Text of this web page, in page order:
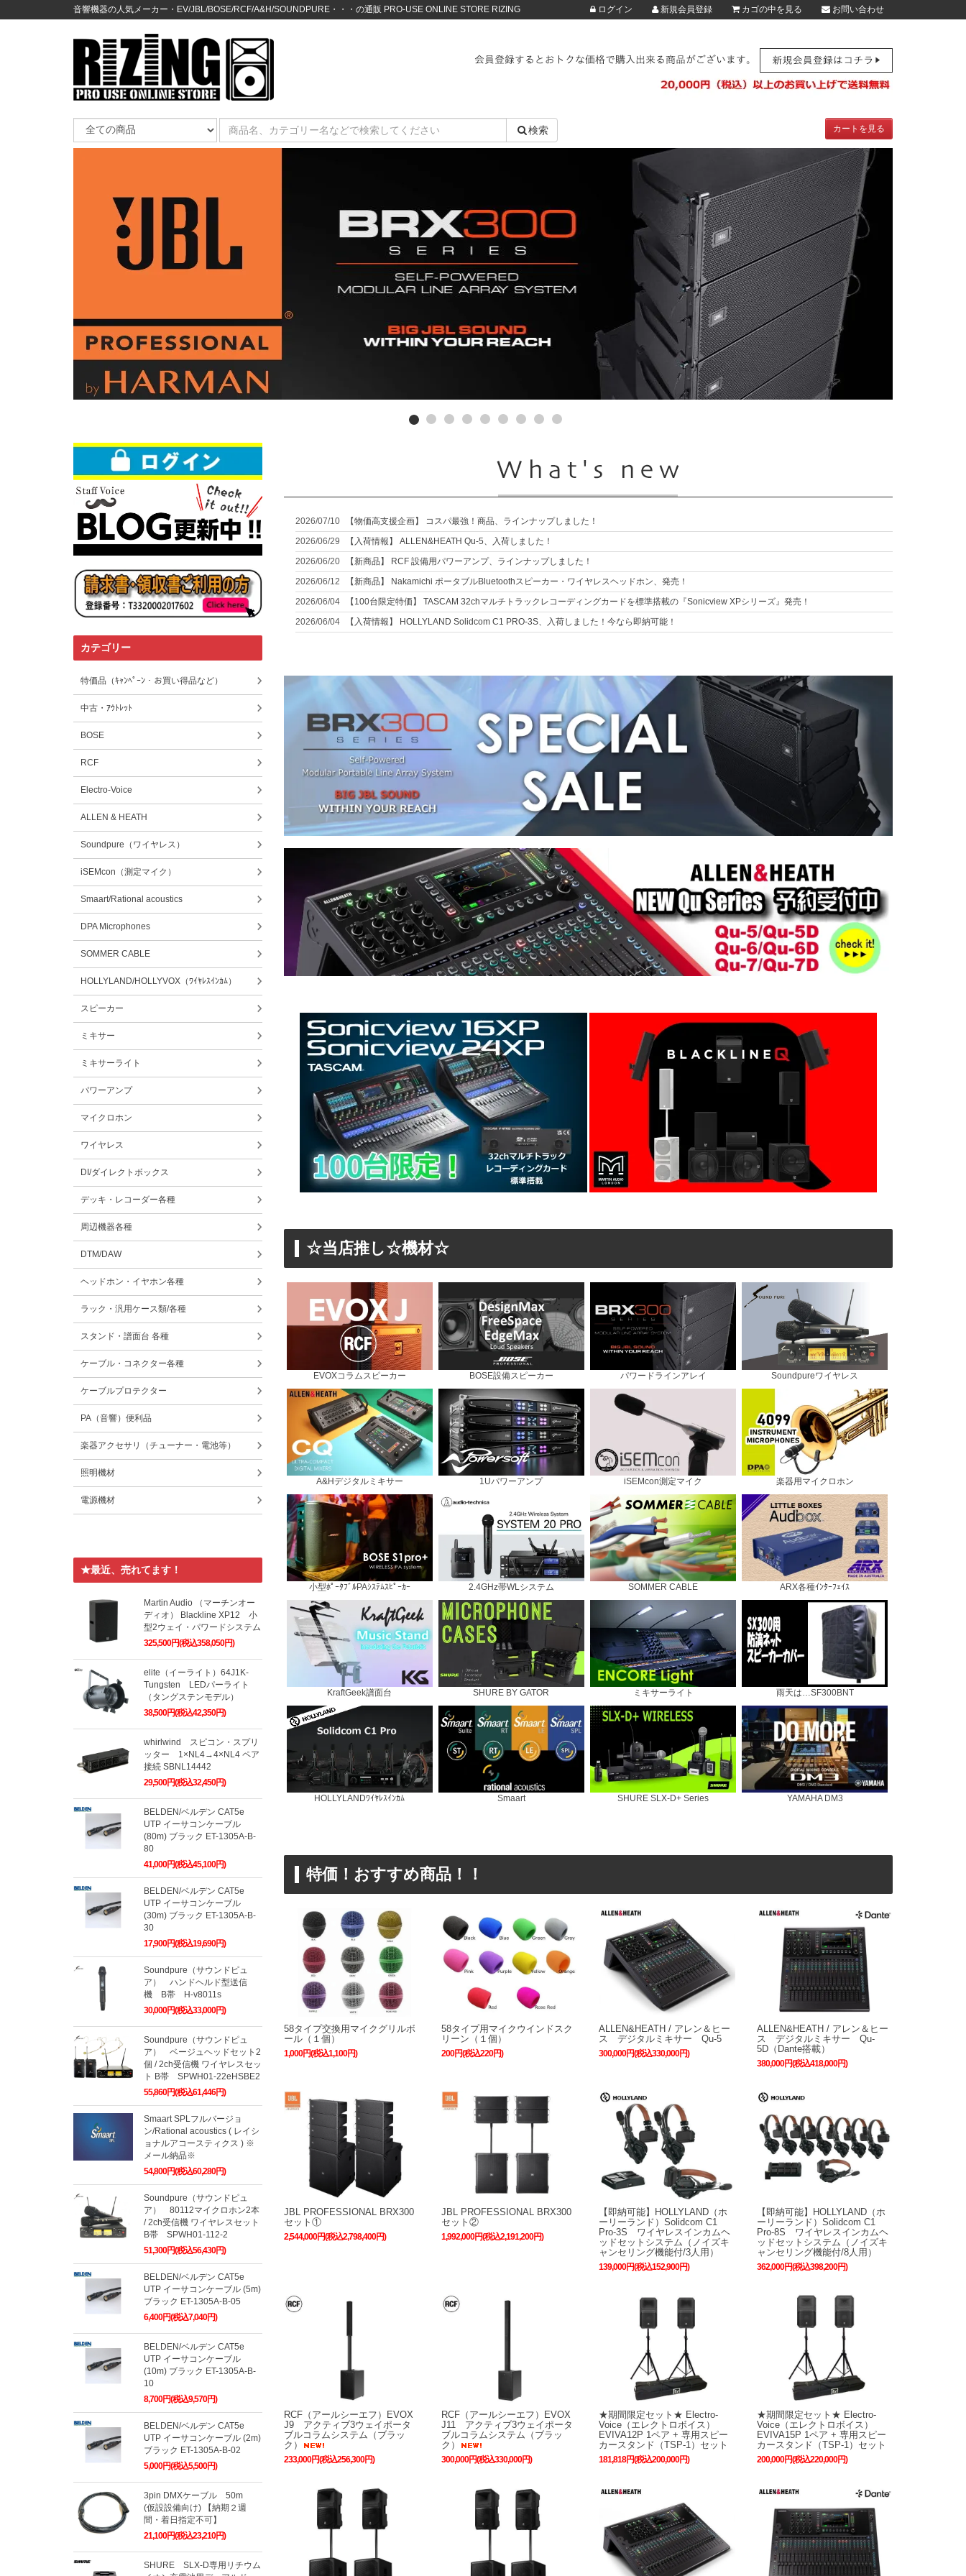
音響機器の人気メーカー・EV/JBL/BOSE/RCF/A&H/SOUNDPURE・・・の通販 PRO-USE ONLINE STORE RIZING ログイン 新規会員登録 カゴの中を見る お問い合わせ
検索 カートを見る
2026/07/10
【物価高支援企画】 コスパ最強！商品、ラインナップしました！
2026/06/29
【入荷情報】 ALLEN&HEATH Qu-5、入荷しました！
2026/06/20
【新商品】 RCF 設備用パワーアンプ、ラインナップしました！
2026/06/12
【新商品】 Nakamichi ポータブルBluetoothスピーカー・ワイヤレスヘッドホン、発売！
2026/06/04
【100台限定特価】 TASCAM 32chマルチトラックレコーディングカードを標準搭載の『Sonicview XPシリーズ』発売！
2026/06/04
【入荷情報】 HOLLYLAND Solidcom C1 PRO-3S、入荷しました！今なら即納可能！
☆当店推し☆機材☆
EVOXコラムスピーカー BOSE設備スピーカー パワードラインアレイ Soundpureワイヤレス
A&Hデジタルミキサー 1Uパワーアンプ iSEMcon測定マイク 楽器用マイクロホン
小型ﾎﾟｰﾀﾌﾞﾙPAｼｽﾃﾑｽﾋﾟｰｶｰ 2.4GHz帯WLシステム SOMMER CABLE ARX各種ｲﾝﾀｰﾌｪｲｽ
KraftGeek譜面台 SHURE BY GATOR ミキサーライト 雨天は…SF300BNT
HOLLYLANDﾜｲﾔﾚｽｲﾝｶﾑ Smaart SHURE SLX-D+ Series YAMAHA DM3
特価！おすすめ商品！！
58タイプ交換用マイクグリルボ
ール（１個）
1,000円(税込1,100円)
58タイプ用マイクウインドスク
リーン（１個）
200円(税込220円)
ALLEN&HEATH / アレン＆ヒー
ス デジタルミキサー Qu-5
300,000円(税込330,000円)
ALLEN&HEATH / アレン＆ヒー
ス デジタルミキサー Qu-
5D（Dante搭載）
380,000円(税込418,000円)
JBL PROFESSIONAL BRX300
セット①
2,544,000円(税込2,798,400円)
JBL PROFESSIONAL BRX300
セット②
1,992,000円(税込2,191,200円)
【即納可能】HOLLYLAND（ホ
ーリーランド）Solidcom C1
Pro-3S ワイヤレスインカムヘ
ッドセットシステム（ノイズキ
ャンセリング機能付/3人用）
139,000円(税込152,900円)
【即納可能】HOLLYLAND（ホ
ーリーランド）Solidcom C1
Pro-8S ワイヤレスインカムヘ
ッドセットシステム（ノイズキ
ャンセリング機能付/8人用）
362,000円(税込398,200円)
RCF（アールシーエフ）EVOX
J9 アクティブ3ウェイポータ
ブルコラムシステム（ブラッ
ク）
233,000円(税込256,300円)
RCF（アールシーエフ）EVOX
J11 アクティブ3ウェイポータ
ブルコラムシステム（ブラッ
ク）
300,000円(税込330,000円)
★期間限定セット★ Electro-
Voice（エレクトロボイス）
EVIVA12P 1ペア + 専用スピー
カースタンド（TSP-1）セット
181,818円(税込200,000円)
★期間限定セット★ Electro-
Voice（エレクトロボイス）
EVIVA15P 1ペア + 専用スピー
カースタンド（TSP-1）セット
200,000円(税込220,000円)
カテゴリー
特価品（ｷｬﾝﾍﾟｰﾝ・お買い得品など）
中古・ｱｳﾄﾚｯﾄ
BOSE
RCF
Electro-Voice
ALLEN & HEATH
Soundpure（ワイヤレス）
iSEMcon（測定マイク）
Smaart/Rational acoustics
DPA Microphones
SOMMER CABLE
HOLLYLAND/HOLLYVOX（ﾜｲﾔﾚｽｲﾝｶﾑ）
スピーカー
ミキサー
ミキサーライト
パワーアンプ
マイクロホン
ワイヤレス
DI/ダイレクトボックス
デッキ・レコーダー各種
周辺機器各種
DTM/DAW
ヘッドホン・イヤホン各種
ラック・汎用ケース類/各種
スタンド・譜面台 各種
ケーブル・コネクター各種
ケーブルプロテクター
PA（音響）便利品
楽器アクセサリ（チューナー・電池等）
照明機材
電源機材
★最近、売れてます！
Martin Audio （マーチンオー
ディオ） Blackline XP12 小
型2ウェイ・パワードシステム
325,500円(税込358,050円)
elite（イーライト）64J1K-
Tungsten LEDパーライト
（タングステンモデル）
38,500円(税込42,350円)
whirlwind スピコン・スプリ
ッター 1×NL4→4×NL4 ペア
接続 SBNL14442
29,500円(税込32,450円)
BELDEN/ベルデン CAT5e
UTP イーサコンケーブル
(80m) ブラック ET-1305A-B-
80
41,000円(税込45,100円)
BELDEN/ベルデン CAT5e
UTP イーサコンケーブル
(30m) ブラック ET-1305A-B-
30
17,900円(税込19,690円)
Soundpure（サウンドピュ
ア） ハンドヘルド型送信
機 B帯 H-v8011s
30,000円(税込33,000円)
Soundpure（サウンドピュ
ア） ベージュヘッドセット2
個 / 2ch受信機 ワイヤレスセッ
ト B帯 SPWH01-22eHSBE2
55,860円(税込61,446円)
Smaart SPLフルバージョ
ン/Rational acoustics ( レイシ
ョナルアコースティクス ) ※
メール納品※
54,800円(税込60,280円)
Soundpure（サウンドピュ
ア） 80112マイクロホン2本
/ 2ch受信機 ワイヤレスセット
B帯 SPWH01-112-2
51,300円(税込56,430円)
BELDEN/ベルデン CAT5e
UTP イーサコンケーブル (5m)
ブラック ET-1305A-B-05
6,400円(税込7,040円)
BELDEN/ベルデン CAT5e
UTP イーサコンケーブル
(10m) ブラック ET-1305A-B-
10
8,700円(税込9,570円)
BELDEN/ベルデン CAT5e
UTP イーサコンケーブル (2m)
ブラック ET-1305A-B-02
5,000円(税込5,500円)
3pin DMXケーブル 50m
(仮設設備向け) 【納期２週
間・着日指定不可】
21,100円(税込23,210円)
SHURE SLX-D専用リチウム